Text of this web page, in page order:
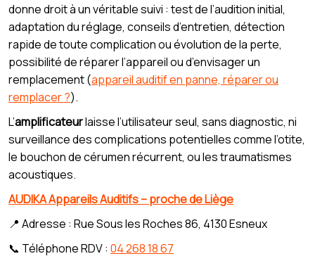
donne droit à un véritable suivi : test de l’audition initial,
adaptation du réglage, conseils d’entretien, détection
rapide de toute complication ou évolution de la perte,
possibilité de réparer l’appareil ou d’envisager un
remplacement (appareil auditif en panne, réparer ou
remplacer ?).
L’amplificateurlaisse l’utilisateur seul, sans diagnostic, ni
surveillance des complications potentielles comme l’otite,
le bouchon de cérumen récurrent, ou les traumatismes
acoustiques.
AUDIKA Appareils Auditifs – proche de Liège
📍 Adresse : Rue Sous les Roches 86, 4130 Esneux
📞 Téléphone RDV : 04 268 18 67